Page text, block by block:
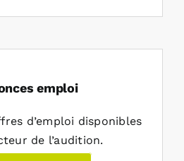
emploi
d’emploi disponibles
de l’audition.